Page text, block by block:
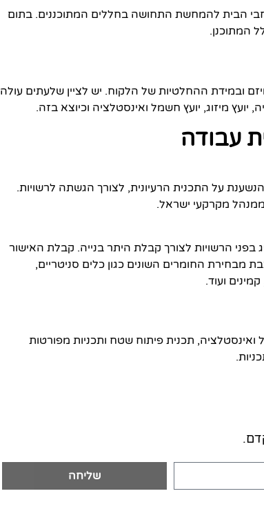
הבית להמחשת התחושה בחללים המתוכננים. בתום
המתוכנן.
ובמידת ההחלטיות של הלקוח. יש לציין שלעתים עולה
מיזוג, יועץ חשמל ואינסטלציה וכיוצא בזה.
עבודה
על התכנית הרעיונית, לצורך הגשתה לרשויות.
מקרקעי ישראל.
בפני הרשויות לצורך קבלת היתר בנייה. קבלת האישור
החומרים השונים כגון כלים סניטריים,
ועוד.
ואינסטלציה, תכנית פיתוח שטח ותכניות מפורטות
שליחה